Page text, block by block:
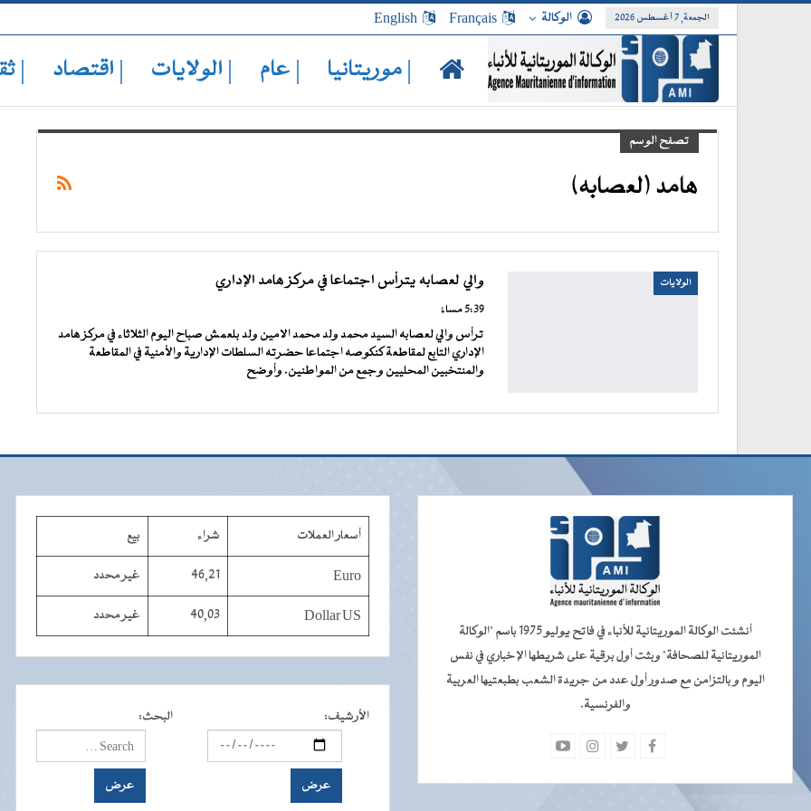
الجمعة, 7 أغسطس 2026 الوكالة Français
English
| موريتانيا | عام | الولايات | اقتصاد |
تصفح الوسم
هامد (لعصابه)
الولايات والي لعصابه يترأس اجتماعا في مركز هامد الإداري
5:39 مساءً
ترأس والي لعصابه السيد محمد ولد محمد الامين ولد بلعمش صباح اليوم الثلاثاء في مركز هامد
الإداري التابع لمقاطعة كنكوصه اجتماعا حضرته السلطات الإدارية والأمنية في المقاطعة
والمنتخبين المحليين وجمع من المواطنين. وأوضح
أنشئت الوكالة الموريتانية للأنباء في فاتح يوليو 1975 باسم "الوكالة
الموريتانية للصحافة" وبثت أول برقية على شريطها الإخباري في نفس
اليوم و بالتزامن مع صدور أول عدد من جريدة الشعب بطبعتيها العربية
والفرنسية.
أسعار العملات شراء بيع
Euro
46,21 غير محدد
Dollar US
40,03 غير محدد
الأرشيف: البحث: